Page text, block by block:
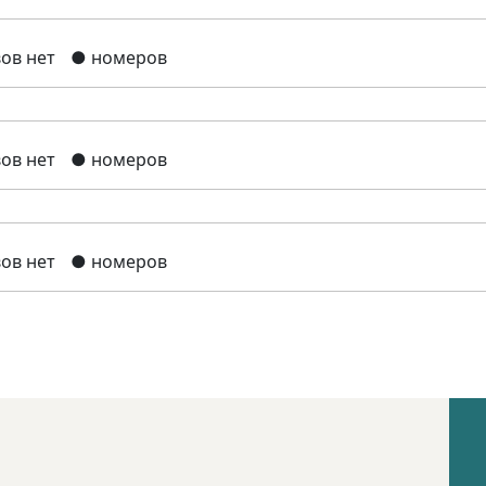
нет ● номеров
нет ● номеров
нет ● номеров